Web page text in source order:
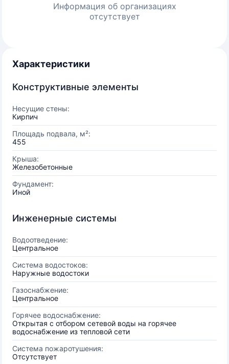
Информация об организациях
отсутствует
Характеристики
Конструктивные элементы
Несущие стены:
Кирпич
Площадь подвала, м²:
455
Крыша:
Железобетонные
Фундамент:
Иной
Инженерные системы
Водоотведение:
Центральное
Система водостоков:
Наружные водостоки
Газоснабжение:
Центральное
Горячее водоснабжение:
Открытая с отбором сетевой воды на горячее
водоснабжение из тепловой сети
Система пожаротушения:
Отсутствует